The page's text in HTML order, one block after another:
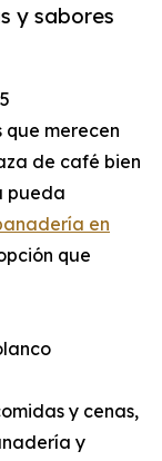
y sabores
merecen
de café bien
pueda
en
que
y cenas,
y